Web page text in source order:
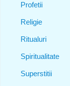
Profetii
Religie
Ritualuri
Spiritualitate
Superstitii